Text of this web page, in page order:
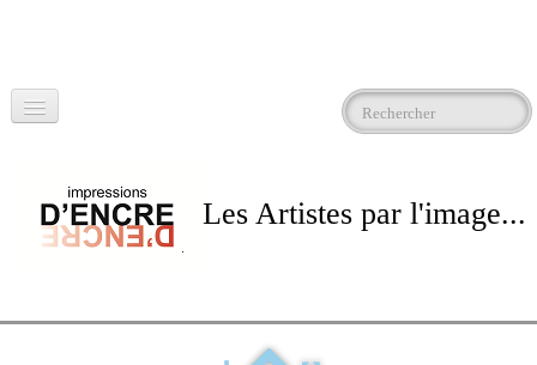
Impression d'Encre - Who we are
Artistes ▼
Les Artistes par l'image...